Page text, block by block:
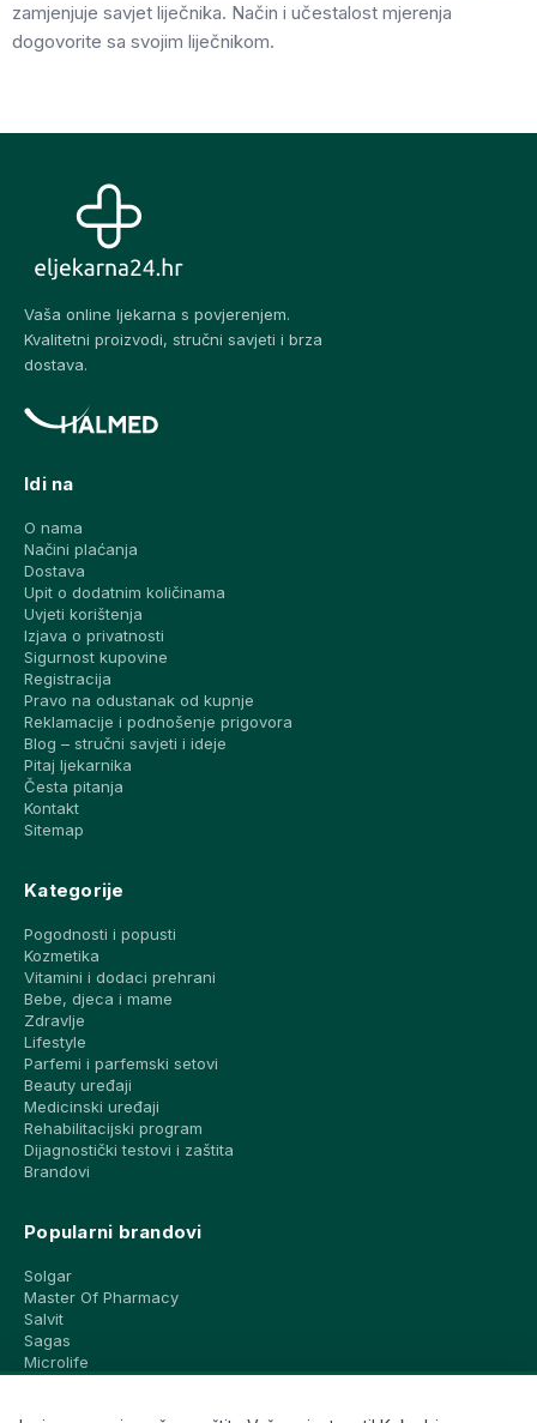
zamjenjuje savjet liječnika. Način i učestalost mjerenja
dogovorite sa svojim liječnikom.
Vaša online ljekarna s povjerenjem.
Kvalitetni proizvodi, stručni savjeti i brza
dostava.
Idi na
O nama
Načini plaćanja
Dostava
Upit o dodatnim količinama
Uvjeti korištenja
Izjava o privatnosti
Sigurnost kupovine
Registracija
Pravo na odustanak od kupnje
Reklamacije i podnošenje prigovora
Blog – stručni savjeti i ideje
Pitaj ljekarnika
Česta pitanja
Kontakt
Sitemap
Kategorije
Pogodnosti i popusti
Kozmetika
Vitamini i dodaci prehrani
Bebe, djeca i mame
Zdravlje
Lifestyle
Parfemi i parfemski setovi
Beauty uređaji
Medicinski uređaji
Rehabilitacijski program
Dijagnostički testovi i zaštita
Brandovi
Popularni brandovi
Solgar
Master Of Pharmacy
Salvit
Sagas
Microlife